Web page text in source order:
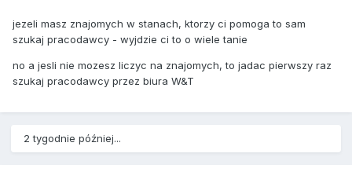
jezeli masz znajomych w stanach, ktorzy ci pomoga to sam
szukaj pracodawcy - wyjdzie ci to o wiele tanie
no a jesli nie mozesz liczyc na znajomych, to jadac pierwszy raz
szukaj pracodawcy przez biura W&T
2 tygodnie później...